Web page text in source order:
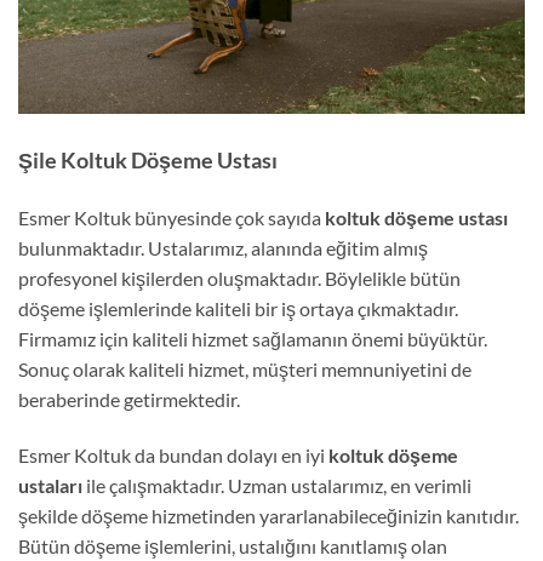
Şile Koltuk Döşeme Ustası
Esmer Koltuk bünyesinde çok sayıda koltuk döşeme ustası
bulunmaktadır. Ustalarımız, alanında eğitim almış
profesyonel kişilerden oluşmaktadır. Böylelikle bütün
döşeme işlemlerinde kaliteli bir iş ortaya çıkmaktadır.
Firmamız için kaliteli hizmet sağlamanın önemi büyüktür.
Sonuç olarak kaliteli hizmet, müşteri memnuniyetini de
beraberinde getirmektedir.
Esmer Koltuk da bundan dolayı en iyi koltuk döşeme
ustaları ile çalışmaktadır. Uzman ustalarımız, en verimli
şekilde döşeme hizmetinden yararlanabileceğinizin kanıtıdır.
Bütün döşeme işlemlerini, ustalığını kanıtlamış olan